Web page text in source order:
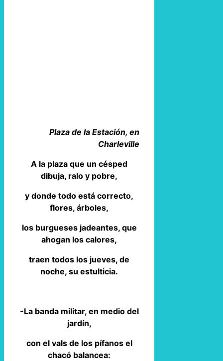
Plaza de la Estación, en
Charleville
A la plaza que un césped
dibuja, ralo y pobre,
y donde todo está correcto,
flores, árboles,
los burgueses jadeantes, que
ahogan los calores,
traen todos los jueves, de
noche, su estulticia.
-La banda militar, en medio del
jardín,
con el vals de los pífanos el
chacó balancea: